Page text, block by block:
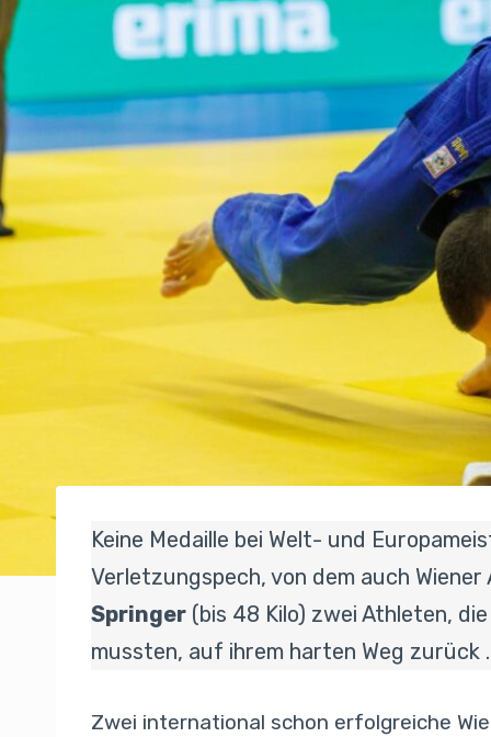
Keine Medaille bei Welt- und
Verletzungspech, von dem auch
Springer (bis 48 Kilo) zwei Athleten,
mussten, auf ihrem harten Weg zurück
Zwei international schon erfolgreiche